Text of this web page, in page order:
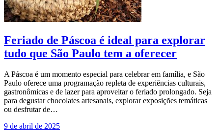
Feriado de Páscoa é ideal para explorar
tudo que São Paulo tem a oferecer
A Páscoa é um momento especial para celebrar em família, e São
Paulo oferece uma programação repleta de experiências culturais,
gastronômicas e de lazer para aproveitar o feriado prolongado. Seja
para degustar chocolates artesanais, explorar exposições temáticas
ou desfrutar de…
9 de abril de 2025